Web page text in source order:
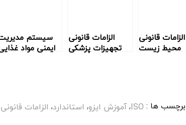
الزامات قانونی
محیط زیست
الزامات قانونی
تجهیزات پزشکی
سيستم
ايمنی مواد
برچسب ها : ISO
,آموزش ایزو, استاندارد, الزامات